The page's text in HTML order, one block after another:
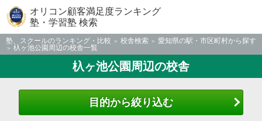
オリコン顧客満足度ランキング
塾・学習塾 検索
塾、スクールのランキング・比較 校舎検索
愛知県の駅・市区町村から探す
杁ヶ池公園周辺の校舎一覧
杁ヶ池公園周辺の校舎
目的から絞り込む